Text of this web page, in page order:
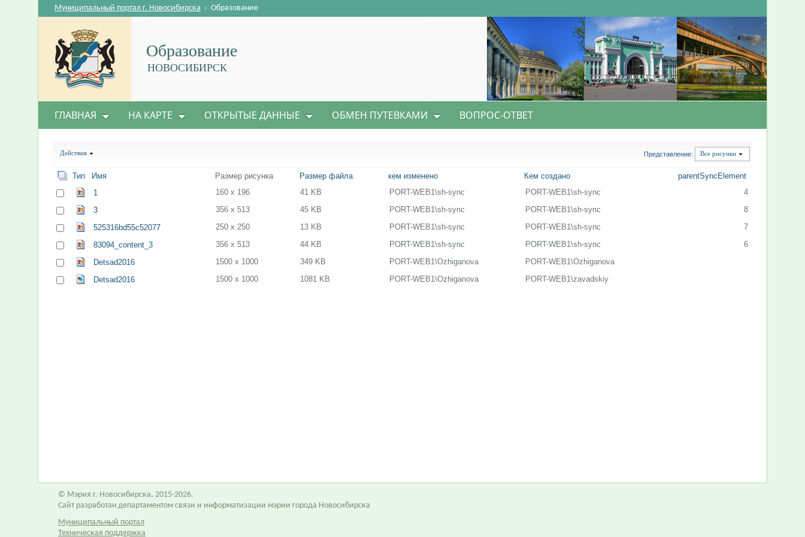
Образование
НОВОСИБИРСК
Муниципальный портал г. Новосибирска › Образование
ГЛАВНАЯ НА КАРТЕ ОТКРЫТЫЕ ДАННЫЕ ОБМЕН ПУТЕВКАМИ ВОПРОС-ОТВЕТ
Действия Представление: Все рисунки
Тип Имя Размер рисунка Размер файла кем изменено Кем создано
parentSyncElement
1
160 x 196 41 KB PORT-WEB1\sh-sync PORT-WEB1\sh-sync
4
3
356 x 513 45 KB PORT-WEB1\sh-sync PORT-WEB1\sh-sync
8
525316bd55c52077
250 x 250 13 KB PORT-WEB1\sh-sync PORT-WEB1\sh-sync
7
83094_content_3
356 x 513 44 KB PORT-WEB1\sh-sync PORT-WEB1\sh-sync
6
Detsad2016
1500 x 1000 349 KB PORT-WEB1\Ozhiganova
PORT-WEB1\Ozhiganova
Detsad2016
1500 x 1000 1081 KB PORT-WEB1\Ozhiganova PORT-WEB1\zavadskiy
© Мэрия г. Новосибирска, 2015-2026.
Сайт разработан департаментом связи и информатизации мэрии города Новосибирска
Муниципальный портал
Техническая поддержка